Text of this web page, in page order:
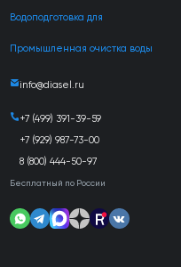
Водоподготовка для
Промышленная очистка воды
info@diasel.ru
+7 (499) 391-39-59
+7 (929) 987-73-00
8 (800) 444-50-97
Бесплатный по России